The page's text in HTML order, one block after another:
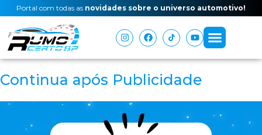
Portal com todas as novidades sobre o universo automotivo!
Continua após Publicidade